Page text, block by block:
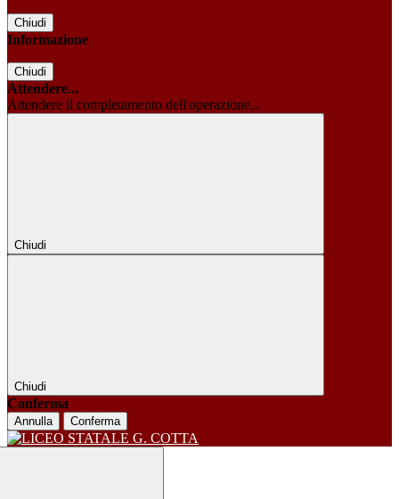
Chiudi
Informazione
Chiudi
Attendere...
Attendere il completamento dell'operazione...
Chiudi
Chiudi
Conferma
Annulla Conferma